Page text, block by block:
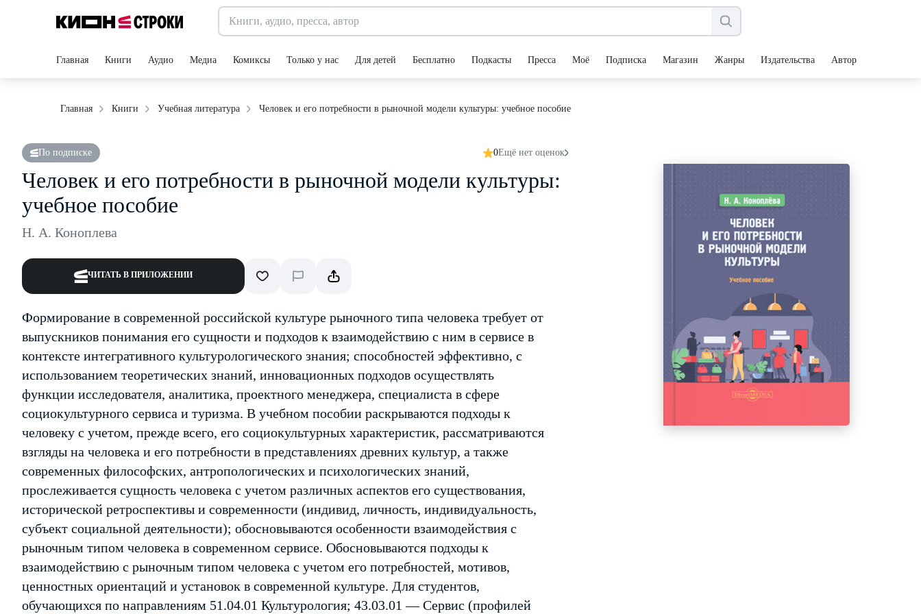
Главная Книги Аудио Медиа Комиксы Только у нас Для детей Бесплатно Подкасты Пресса Моё Подписка Магазин Жанры Издательства Авторы
Главная Книги Учебная литература Человек и его потребности в рыночной модели культуры: учебное пособие
По подписке 0Ещё нет оценок
Человек и его потребности в рыночной модели культуры:
учебное пособие
Н. А. Коноплева
ЧИТАТЬ В ПРИЛОЖЕНИИ
Формирование в современной российской культуре рыночного типа человека требует от
выпускников понимания его сущности и подходов к взаимодействию с ним в сервисе в
контексте интегративного культурологического знания; способностей эффективно, с
использованием теоретических знаний, инновационных подходов осуществлять
функции исследователя, аналитика, проектного менеджера, специалиста в сфере
социокультурного сервиса и туризма. В учебном пособии раскрываются подходы к
человеку с учетом, прежде всего, его социокультурных характеристик, рассматриваются
взгляды на человека и его потребности в представлениях древних культур, а также
современных философских, антропологических и психологических знаний,
прослеживается сущность человека с учетом различных аспектов его существования,
исторической ретроспективы и современности (индивид, личность, индивидуальность,
субъект социальной деятельности); обосновываются особенности взаимодействия с
рыночным типом человека в современном сервисе. Обосновываются подходы к
взаимодействию с рыночным типом человека с учетом его потребностей, мотивов,
ценностных ориентаций и установок в современной культуре. Для студентов,
обучающихся по направлениям 51.04.01 Культурология; 43.03.01 — Сервис (профилей